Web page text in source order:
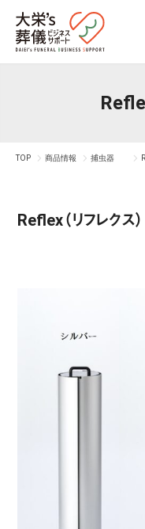
TOP 商品情報 捕虫器
Reflex（リフレクス）